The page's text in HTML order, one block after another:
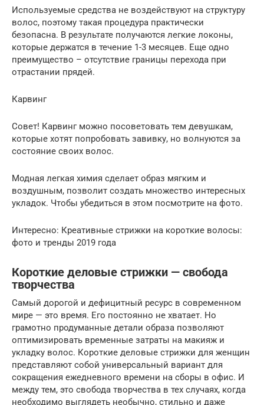
Используемые средства не воздействуют на структуру
волос, поэтому такая процедура практически
безопасна. В результате получаются легкие локоны,
которые держатся в течение 1-3 месяцев. Еще одно
преимущество – отсутствие границы перехода при
отрастании прядей.
Карвинг
Совет! Карвинг можно посоветовать тем девушкам,
которые хотят попробовать завивку, но волнуются за
состояние своих волос.
Модная легкая химия сделает образ мягким и
воздушным, позволит создать множество интересных
укладок. Чтобы убедиться в этом посмотрите на фото.
Интересно: Креативные стрижки на короткие волосы:
фото и тренды 2019 года
Короткие деловые стрижки — свобода
творчества
Самый дорогой и дефицитный ресурс в современном
мире — это время. Его постоянно не хватает. Но
грамотно продуманные детали образа позволяют
оптимизировать временные затраты на макияж и
укладку волос. Короткие деловые стрижки для женщин
представляют собой универсальный вариант для
сокращения ежедневного времени на сборы в офис. И
между тем, это свобода творчества в тех случаях, когда
необходимо выглядеть необычно, стильно и даже